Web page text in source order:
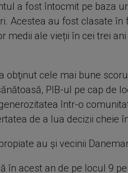
a fost întocmit pe baza
Acestea au fost clasate în
medii ale vieții în cei trei
obţinut cele mai bune
PIB-ul pe cap de
într-o
de a lua decizii cheie
au şi vecinii
în acest an de pe locul 9